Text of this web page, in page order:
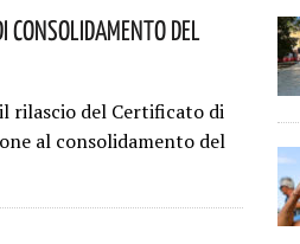
Consolidamento Del
rilascio del Certificato di
al consolidamento del